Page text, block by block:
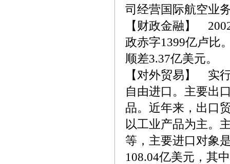
司经营国际航空业
【财政金融】
政赤字1399亿卢比
顺差3.37亿美元。
【对外贸易】 实
自由进口。主要出
品。近年来，出口
以工业产品为主。
等，主要进口对象
108.04亿美元，其